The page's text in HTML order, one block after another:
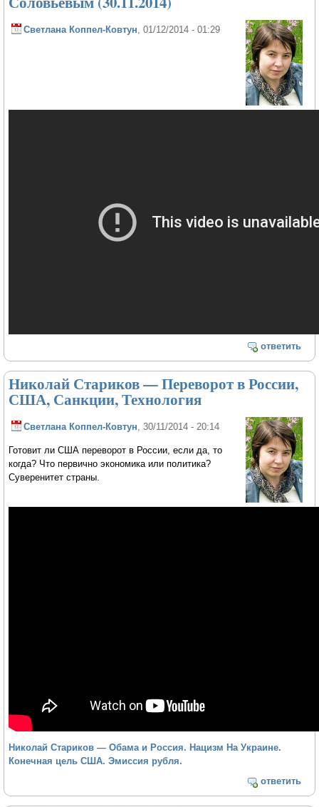
Светлана Коппел-Ковтун , 01/12/2014 - 01:29
ответить
Николай Стариков — Переворот в России,
США, Санкции, Технология
Светлана Коппел-Ковтун , 30/11/2014 - 20:14
Готовит ли США переворот в России, если да, то
когда? Что первично экономика или политика?
Суверенитет страны.
Николай Стариков — Обама и Россия. Нацизм На Украине.
Конечная цель США. Эмиссия рубля.
ответить